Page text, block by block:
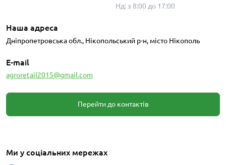
Нд: з 8:00 до 17:00
Наша адреса
Дніпропетровська обл., Нікопольський р-н, місто Нікополь
E-mail
agroretail2015@gmail.com
Перейти до контактів
Ми у соціальних мережах